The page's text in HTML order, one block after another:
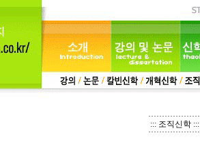
::: 조직신학 :::